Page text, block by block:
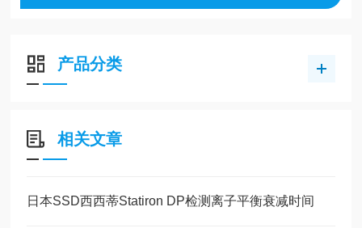
产品分类
相关文章
日本SSD西西蒂Statiron DP检测离子平衡衰减时间